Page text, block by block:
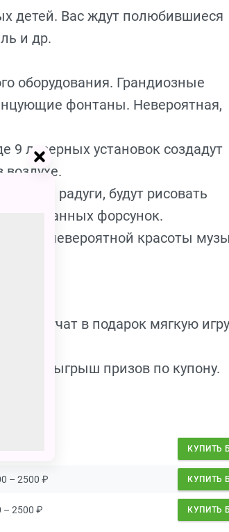
детей. Вас ждут полюбившиеся
и др.
оборудования. Грандиозные
фонтаны. Невероятная,
9 лазерных установок создадут
радуги, будут рисовать
фонтанных форсунок.
невероятной красоты
получат в подарок мягкую
розыгрыш призов по купону.
КУПИТЬ
– 2500 ₽ КУПИТЬ
– 2500 ₽ КУПИТЬ